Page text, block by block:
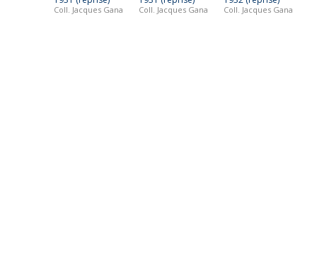
Coll. Jacques Gana Coll. Jacques Gana Coll. Jacques Gana